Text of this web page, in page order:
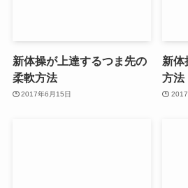
新体操が上達するつま先の
柔軟方法
2017年6月15日
新体
方法